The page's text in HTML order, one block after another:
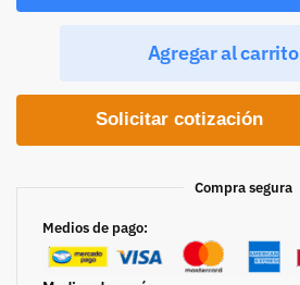
Agregar al carrito
Solicitar cotización
Compra segura
Medios de pago: